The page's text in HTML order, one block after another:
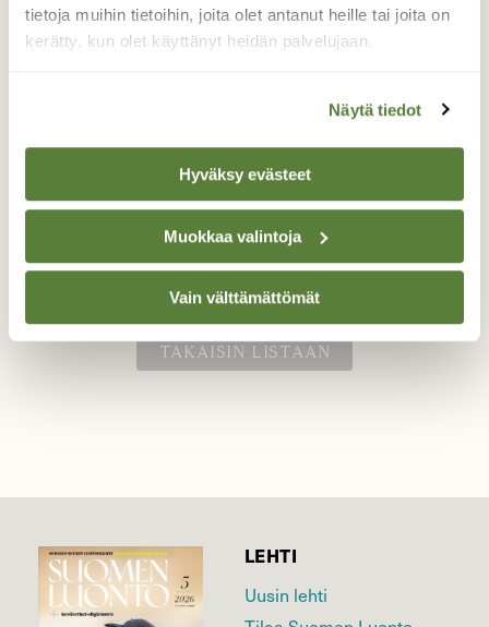
tietoja muihin tietoihin, joita olet antanut heille tai joita on
kerätty, kun olet käyttänyt heidän palvelujaan.
Näytä tiedot
Hyväksy evästeet
Muokkaa valintoja
Vain välttämättömät
Rantasipit sinnittelee
muuton. Pienempiä kahlaajia on
rantasipipari on jo päässyt Pietarsaaren
tasalle. Aurinkoista, mutta kova tuuli vielä.
Valokuvaaja: Hannu Tikkanen, Fäboda Pietarsaari
7.5.2025
TAKAISIN LISTAAN
LEHTI
Uusin lehti